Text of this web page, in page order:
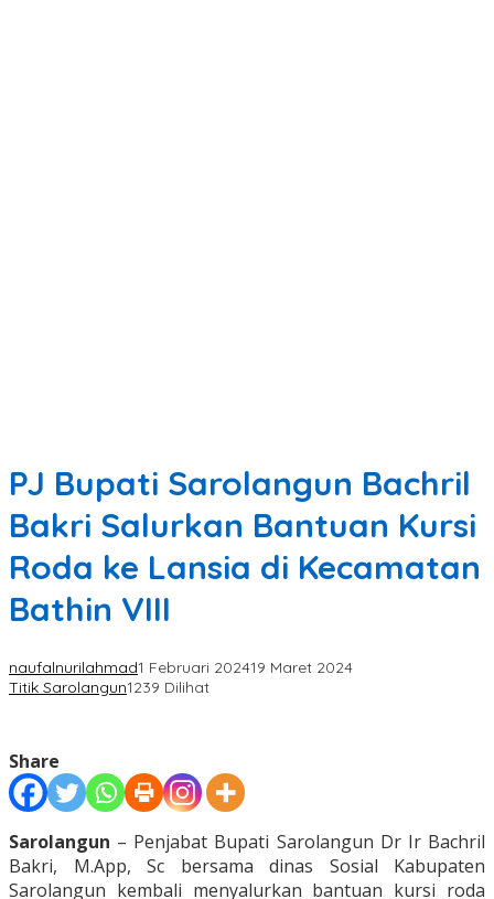
PJ Bupati Sarolangun Bachril
Bakri Salurkan Bantuan Kursi
Roda ke Lansia di Kecamatan
Bathin VIII
naufalnurilahmad1 Februari 202419 Maret 2024
Titik Sarolangun1239 Dilihat
Share
Sarolangun – Penjabat Bupati Sarolangun Dr Ir Bachril
Bakri, M.App, Sc bersama dinas Sosial Kabupaten
Sarolangun kembali menyalurkan bantuan kursi roda